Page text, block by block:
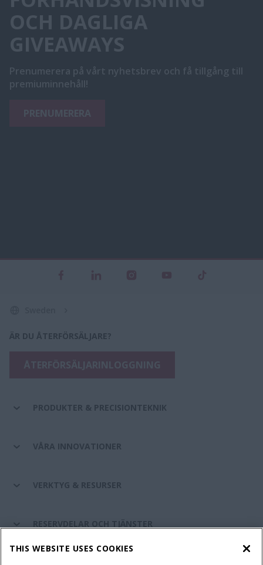
OCH DAGLIGA
GIVEAWAYS
Prenumerera på vårt nyhetsbrev och få tillgång till
premiuminnehåll!
ÄR DU ÅTERFÖRSÄLJARE?
PRODUKTER & PRECISIONTEKNIK
VÅRA INNOVATIONER
VERKTYG & RESURSER
RESERVDELAR OCH TJÄNSTER
THIS WEBSITE USES COOKIES